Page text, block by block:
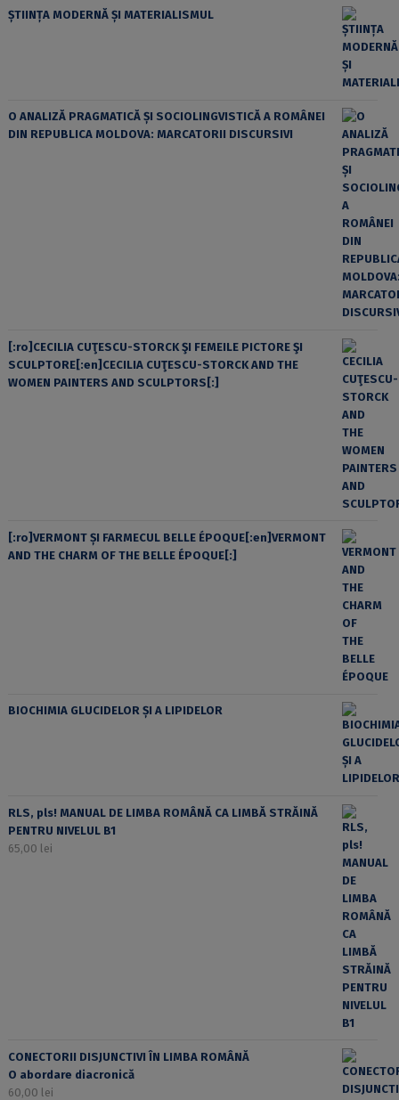
ȘTIINȚA MODERNĂ ȘI MATERIALISMUL
O ANALIZĂ PRAGMATICĂ ȘI SOCIOLINGVISTICĂ A ROMÂNEI
DIN REPUBLICA MOLDOVA: MARCATORII DISCURSIVI
[:ro]CECILIA CUŢESCU-STORCK ŞI FEMEILE PICTORE ŞI
SCULPTORE[:en]CECILIA CUŢESCU-STORCK AND THE
WOMEN PAINTERS AND SCULPTORS[:]
[:ro]VERMONT ȘI FARMECUL BELLE ÉPOQUE[:en]VERMONT
AND THE CHARM OF THE BELLE ÉPOQUE[:]
BIOCHIMIA GLUCIDELOR ȘI A LIPIDELOR
RLS, pls! MANUAL DE LIMBA ROMÂNĂ CA LIMBĂ STRĂINĂ
PENTRU NIVELUL B1
65,00 lei
CONECTORII DISJUNCTIVI ÎN LIMBA ROMÂNĂ
O abordare diacronică
60,00 lei